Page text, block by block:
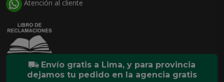
Atención al cliente
Envío gratis a Lima, y para provincia
dejamos tu pedido en la agencia gratis